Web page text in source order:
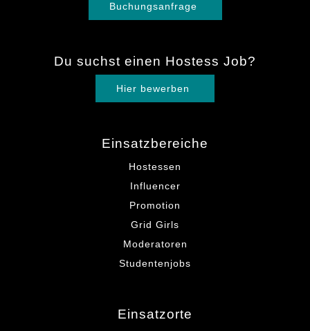
Buchungsanfrage
Du suchst einen Hostess Job?
Hier bewerben
Einsatzbereiche
Hostessen
Influencer
Promotion
Grid Girls
Moderatoren
Studentenjobs
Einsatzorte